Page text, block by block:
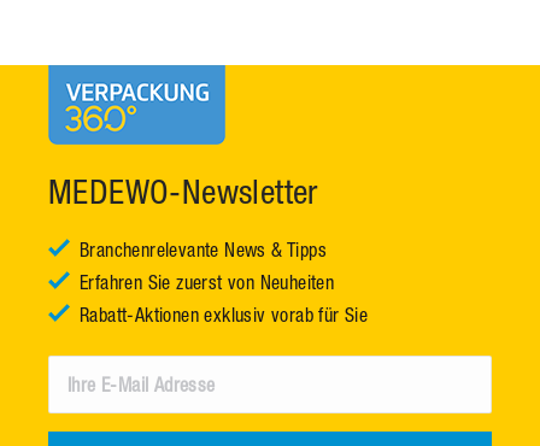
MEDEWO-Newsletter
Branchenrelevante News & Tipps
Erfahren Sie zuerst von Neuheiten
Rabatt-Aktionen exklusiv vorab für Sie